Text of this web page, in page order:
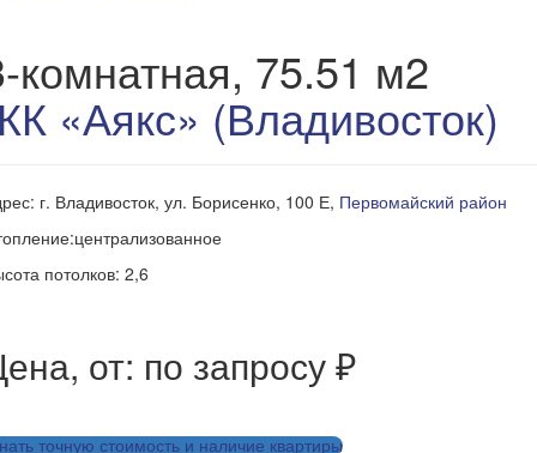
комнатная, 75.51 м2
«Аякс» (Владивосток)
г. Владивосток, ул. Борисенко, 100 Е, Первомайский район
потолков: 2,6
от: по запросу ₽
точную стоимость и наличие квартиры